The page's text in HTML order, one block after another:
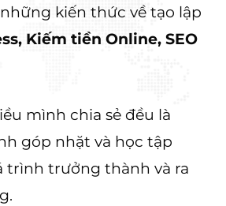
kiến thức về tạo lập
Kiếm tiền Online, SEO
mình chia sẻ đều là
góp nhặt và học tập
trình trưởng thành và ra